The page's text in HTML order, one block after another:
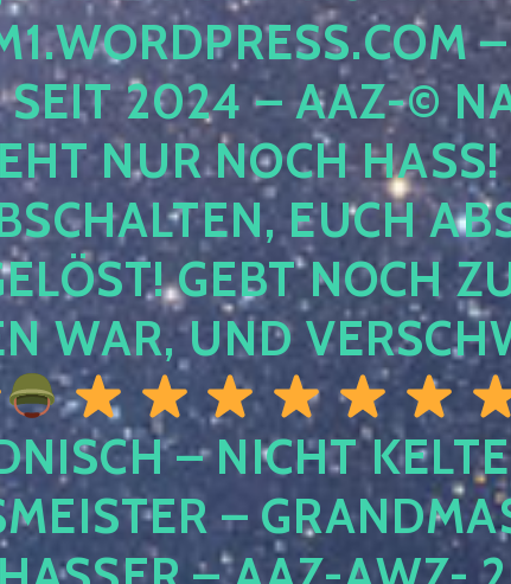
–
2024 – AAZ-©
NUR NOCH HASS! ,
EUCH
GEBT NOCH
UND
– NICHT
–